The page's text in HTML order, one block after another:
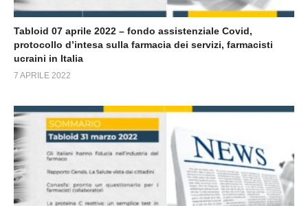
Tabloid 07 aprile 2022 – fondo assistenziale Covid,
protocollo d’intesa sulla farmacia dei servizi, farmacisti
ucraini in Italia
7 APRILE 2022